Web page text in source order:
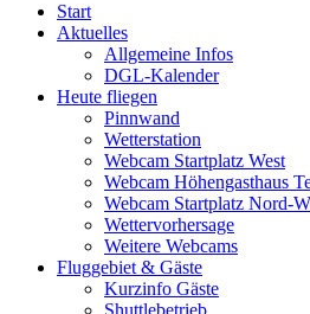
Start
Aktuelles
Allgemeine Infos
DGL-Kalender
Heute fliegen
Pinnwand
Wetterstation
Webcam Startplatz West
Webcam Höhengasthaus
Webcam Startplatz Nord-
Wettervorhersage
Weitere Webcams
Fluggebiet & Gäste
Kurzinfo Gäste
Shuttlebetrieb